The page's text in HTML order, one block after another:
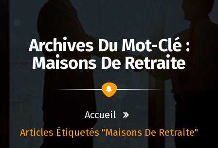
Archives Du Mot-Clé :
Maisons De Retraite
Accueil
Articles Étiquetés "maisons De Retraite"